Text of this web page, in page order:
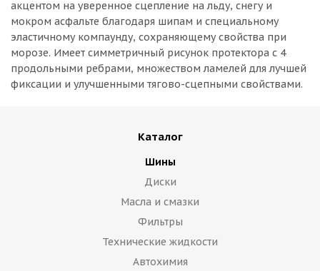
акцентом на уверенное сцепление на льду, снегу и
мокром асфальте благодаря шипам и специальному
эластичному компаунду, сохраняющему свойства при
морозе. Имеет симметричный рисунок протектора с 4
продольными ребрами, множеством ламелей для лучшей
фиксации и улучшенными тягово-сцепными свойствами.
Каталог
Шины
Диски
Масла и смазки
Фильтры
Технические жидкости
Автохимия